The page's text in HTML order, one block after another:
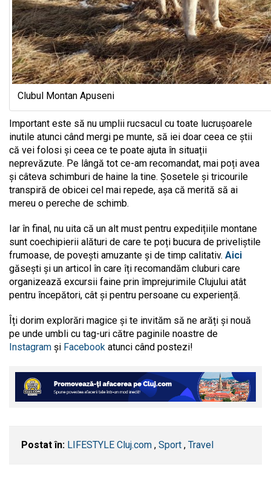
Clubul Montan Apuseni
Important este să nu umplii rucsacul cu toate lucrușoarele
inutile atunci când mergi pe munte, să iei doar ceea ce știi
că vei folosi și ceea ce te poate ajuta în situații
neprevăzute. Pe lângă tot ce-am recomandat, mai poți avea
și câteva schimburi de haine la tine. Șosetele și tricourile
transpiră de obicei cel mai repede, așa că merită să ai
mereu o pereche de schimb.
Iar în final, nu uita că un alt must pentru expedițiile montane
sunt coechipierii alături de care te poți bucura de priveliștile
frumoase, de povești amuzante și de timp calitativ. Aici
găsești și un articol în care îți recomandăm cluburi care
organizează excursii faine prin împrejurimile Clujului atât
pentru începători, cât și pentru persoane cu experiență.
Îți dorim explorări magice și te invităm să ne arăți și nouă
pe unde umbli cu tag-uri către paginile noastre de
Instagram și Facebook atunci când postezi!
Postat în: LIFESTYLE Cluj.com , Sport , Travel